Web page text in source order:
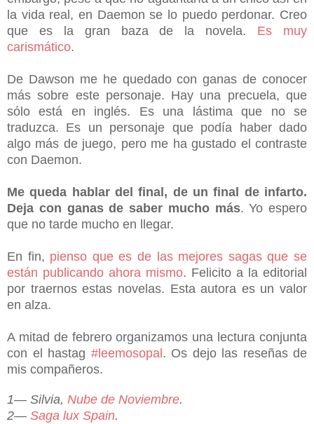
la vida real, en Daemon se lo puedo perdonar. Creo
que es la gran baza de la novela. Es muy
carismático.
De Dawson me he quedado con ganas de conocer
más sobre este personaje. Hay una precuela, que
sólo está en inglés. Es una lástima que no se
traduzca. Es un personaje que podía haber dado
algo más de juego, pero me ha gustado el contraste
con Daemon.
Me queda hablar del final, de un final de infarto.
Deja con ganas de saber mucho más. Yo espero
que no tarde mucho en llegar.
En fin, pienso que es de las mejores sagas que se
están publicando ahora mismo. Felicito a la editorial
por traernos estas novelas. Esta autora es un valor
en alza.
A mitad de febrero organizamos una lectura conjunta
con el hastag #leemosopal . Os dejo las reseñas de
mis compañeros.
1― Silvia, Nube de Noviembre.
2― Saga lux Spain.